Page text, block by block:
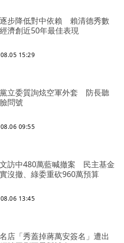
步降低對中依賴 賴清德秀數
濟創近50年最佳表現
15:29
立委質詢炫空軍外套 防長聽
問號
09:55
訪中480萬藍喊撤案 民主基金
沒撤、綠委重砍960萬預算
13:45
店「秀蓋掉蔣萬安簽名」遭出